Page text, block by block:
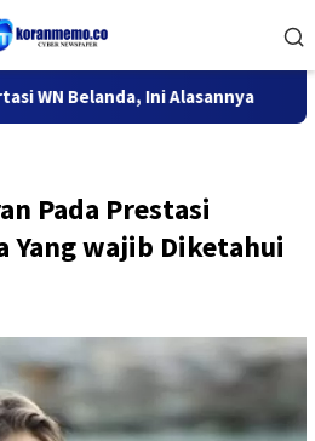
Ini Alasannya 9 Desa
Pada Prestasi
Yang wajib Diketahui